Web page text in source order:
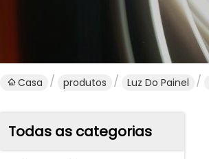
Casa produtos Luz Do Painel
Todas as categorias